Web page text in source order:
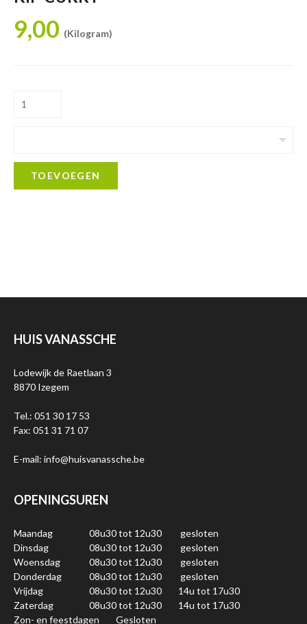
9,00 (Kilogram)
TOEVOEGEN
HUIS VANASSCHE
Lodewijk de Raetlaan 3
8870 Izegem
Tel.: 051 30 17 53
Fax: 051 31 71 07
E-mail: info@huisvanassche.be
OPENINGSUREN
Maandag 08u30 tot 12u30
gesloten
Dinsdag
08u30 tot 12u30
gesloten
Woensdag
08u30 tot 12u30
gesloten
Donderdag
08u30 tot 12u30
gesloten
Vrijdag
08u30 tot 12u30
14u tot 17u30
Zaterdag
08u30 tot 12u30
14u tot 17u30
Zon- en feestdagen
Gesloten